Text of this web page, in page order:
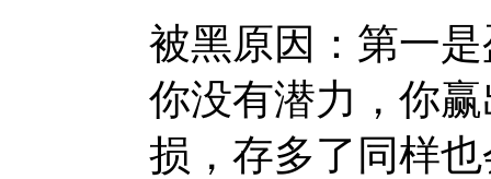
被黑原因：第一
你没有潜力，你
损，存多了同样